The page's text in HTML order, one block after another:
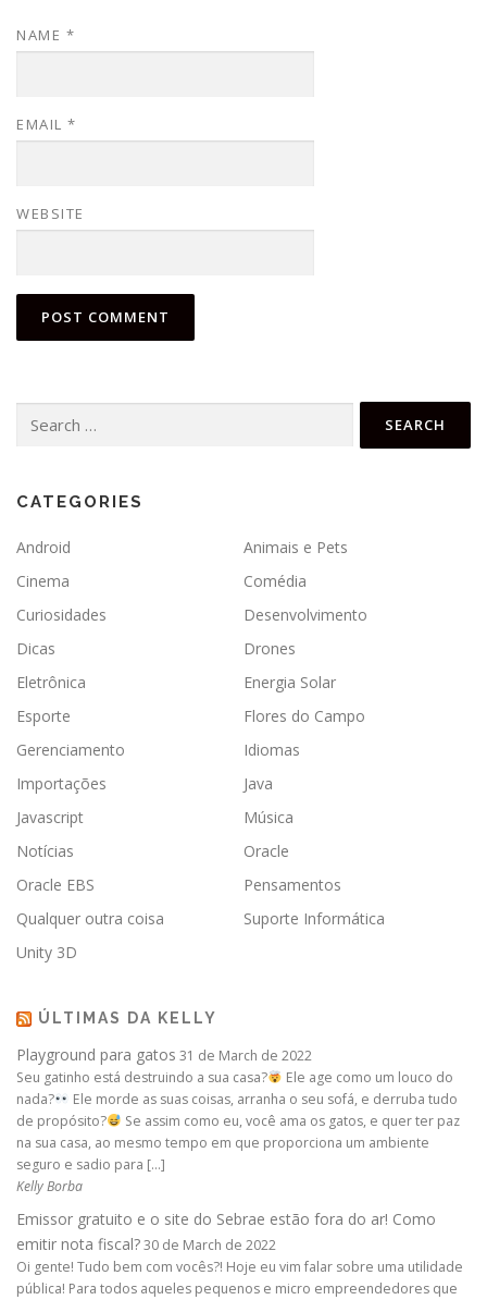
NAME *
EMAIL *
WEBSITE
for:
CATEGORIES
Android
Animais e Pets
Cinema
Comédia
Curiosidades
Desenvolvimento
Dicas
Drones
Eletrônica
Energia Solar
Esporte
Flores do Campo
Gerenciamento
Idiomas
Importações
Java
Javascript
Música
Notícias
Oracle
Oracle EBS
Pensamentos
Qualquer outra coisa
Suporte Informática
Unity 3D
ÚLTIMAS DA KELLY
Playground para gatos 31 de March de 2022
Seu gatinho está destruindo a sua casa?
Ele age como um louco do
nada?
Ele morde as suas coisas, arranha o seu sofá, e derruba tudo
de propósito?
Se assim como eu, você ama os gatos, e quer ter paz
na sua casa, ao mesmo tempo em que proporciona um ambiente
seguro e sadio para […]
Kelly Borba
Emissor gratuito e o site do Sebrae estão fora do ar! Como
emitir nota fiscal?30 de March de 2022
Oi gente! Tudo bem com vocês?! Hoje eu vim falar sobre uma utilidade
pública! Para todos aqueles pequenos e micro empreendedores que